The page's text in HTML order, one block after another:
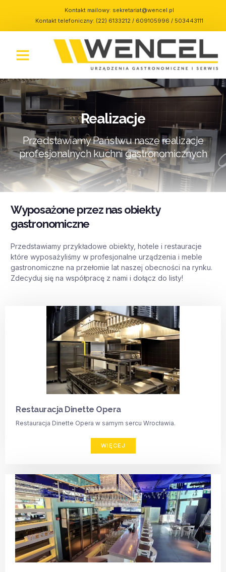
Kontakt mailowy: sekretariat@wencel.pl
Kontakt telefoniczny: (22) 6133212 / 609105996 / 503443111
Realizacje
Przedstawiamy Państwu nasze realizacje
profesjonalnych kuchni gastronomicznych
Wyposażone przez nas obiekty
gastronomiczne
Przedstawiamy przykładowe obiekty, hotele i restauracje
które wyposażyliśmy w profesjonalne urządzenia i meble
gastronomiczne na przełomie lat naszej obecności na rynku.
Zdecyduj się na współpracę z nami i dołącz do listy!
Restauracja Dinette Opera
Restauracja Dinette Opera w samym sercu Wrocławia.
WIĘCEJ